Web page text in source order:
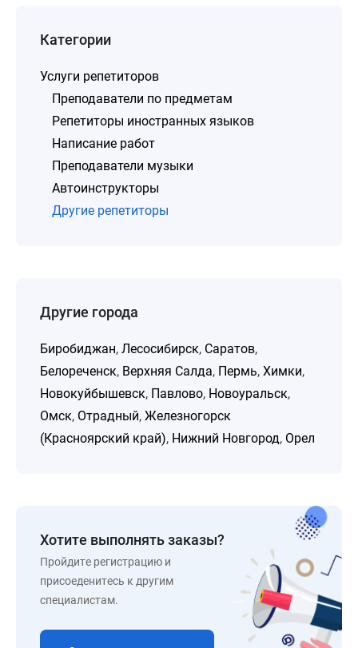
Категории
Услуги репетиторов
Преподаватели по предметам
Репетиторы иностранных языков
Написание работ
Преподаватели музыки
Автоинструкторы
Другие репетиторы
Другие города
Биробиджан, Лесосибирск, Саратов,
Белореченск, Верхняя Салда, Пермь, Химки,
Новокуйбышевск, Павлово, Новоуральск,
Омск, Отрадный, Железногорск
(Красноярский край), Нижний Новгород, Орел
Хотите выполнять заказы?
Пройдите регистрацию и
присоеденитесь к другим
специалистам.